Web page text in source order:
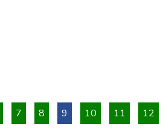
7 8 9 10 11 12